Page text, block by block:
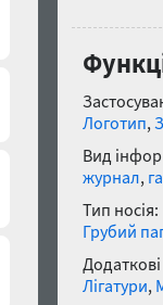
Логотип,
Вид
журнал,
Тип носія:
Грубий
Лігатури,